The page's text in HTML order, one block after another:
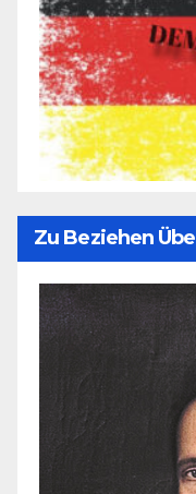
Zu Beziehen